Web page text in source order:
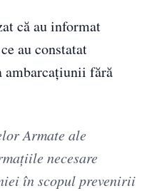
că au informat
au constatat
ambarcațiunii fără
Armate ale
necesare
în scopul prevenirii